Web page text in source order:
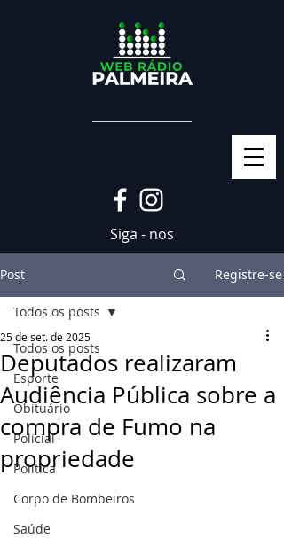
Siga - nos
Post Registre-se
Todos os posts
Esporte
Obituário
Policial
Politica
Corpo de Bombeiros
Saúde
Todos os posts
Deputados realizaram
Audiência Pública sobre a
compra de Fumo na
propriedade
25 de set. de 2025